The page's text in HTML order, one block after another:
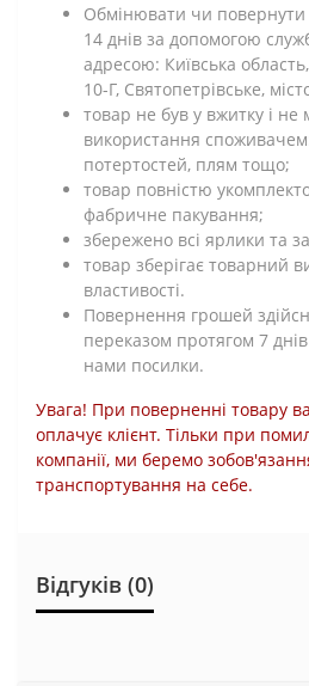
Обмінювати чи
14 днів за допомогою
адресою: Київська
10-Г, Святопетрівське,
товар не був у вжитку і не
використання
потертостей, плям тощо;
товар повністю
фабричне пакування;
збережено всі ярлики та
товар зберігає товарний
властивості.
Повернення грошей
переказом протягом 7
нами посилки.
Увага! При поверненні товару
оплачує клієнт. Тільки при
компанії, ми беремо
транспортування на себе.
Відгуків (0)